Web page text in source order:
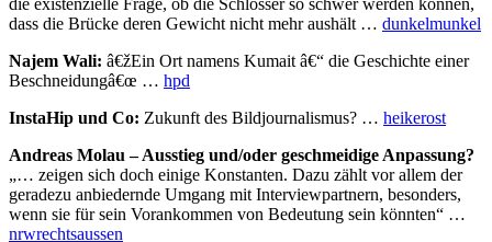
dass die Brücke deren Gewicht nicht mehr aushält … dunkelmunkel
Najem Wali: â€žEin Ort namens Kumait â€“ die Geschichte einer
Beschneidungâ€œ … hpd
InstaHip und Co: Zukunft des Bildjournalismus? … heikerost
Andreas Molau – Ausstieg und/oder geschmeidige Anpassung?
„… zeigen sich doch einige Konstanten. Dazu zählt vor allem der
geradezu anbiedernde Umgang mit Interviewpartnern, besonders,
wenn sie für sein Vorankommen von Bedeutung sein könnten“ …
nrwrechtsaussen